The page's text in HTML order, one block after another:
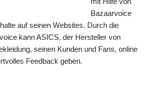
Bazaarvoice
auf seinen Websites. Durch die
kann ASICS, der Hersteller von
seinen Kunden und Fans, online
Feedback geben.